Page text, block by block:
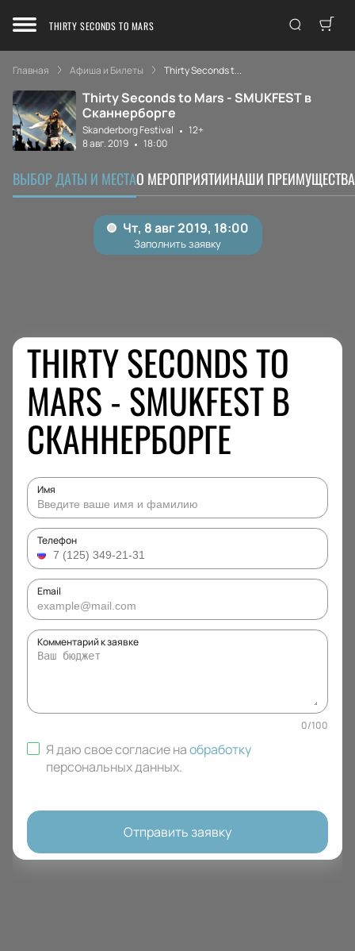
THIRTY SECONDS TO MARS
Главная Афиша и Билеты Thirty Seconds t...
Thirty Seconds to Mars - SMUKFEST в
Сканнерборге
Skanderborg Festival
12+
8 авг. 2019
18:00
ВЫБОР ДАТЫ И МЕСТАО МЕРОПРИЯТИИНАШИ ПРЕИМУЩЕСТВА
THIRTY SECONDS TO
MARS - SMUKFEST В
СКАННЕРБОРГЕ
Имя
Телефон
Email
Комментарий к заявке
0/100
Я даю свое согласие наобработку
персональных данных.
Отправить заявку